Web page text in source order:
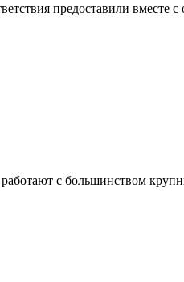
предоставили вместе
с большинством